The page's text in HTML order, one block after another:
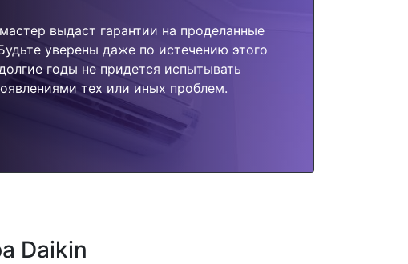
выдаст гарантии на проделанные
уверены даже по истечению этого
годы не придется испытывать
тех или иных проблем.
Daikin